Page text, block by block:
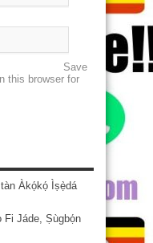
Save
this browser for
Àkọ́kọ́ Ìṣẹ̀dá
Fi Jáde, Ṣùgbọ́n